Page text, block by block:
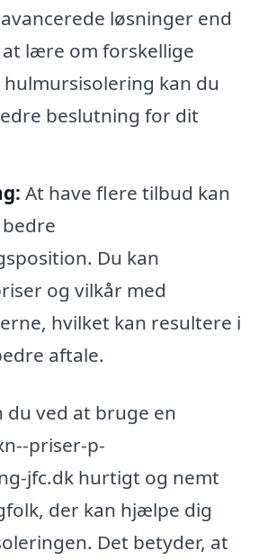
løsninger end
at lære om forskellige
kan du
beslutning for dit
At have flere tilbud kan
Du kan
og vilkår med
hvilket kan resultere i
aftale.
du ved at bruge en
priser-p-
jfc.dk hurtigt og nemt
der kan hjælpe dig
Det betyder, at